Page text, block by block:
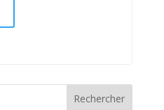
Rechercher